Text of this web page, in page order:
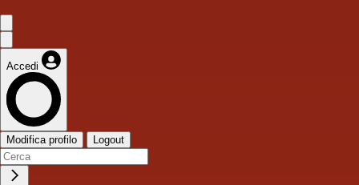
Accedi
Modifica profilo Logout